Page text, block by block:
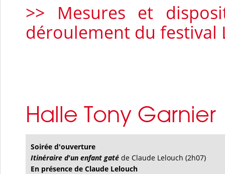
>> Mesures et
déroulement du festival
Halle Tony Garnier
Soirée d'ouverture
Itinéraire d'un enfant gaté de Claude Lelouch (2h07)
En présence de Claude Lelouch